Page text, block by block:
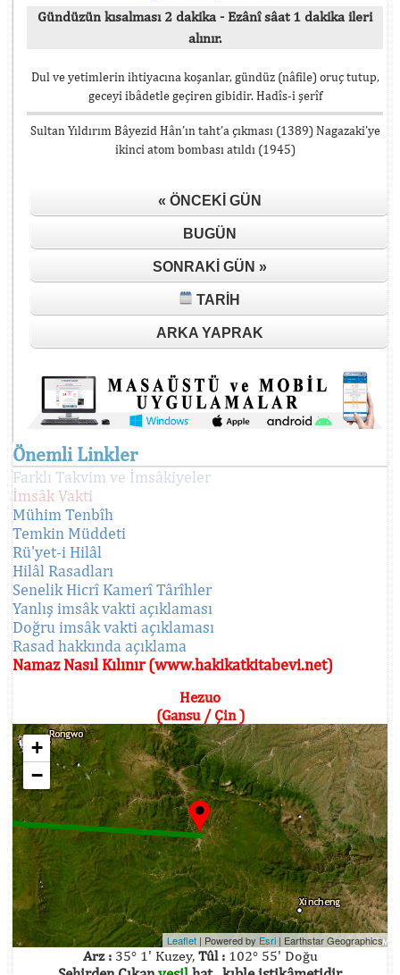
Gündüzün kısalması 2 dakika - Ezânî sâat 1 dakika ileri
alınır.
Dul ve yetimlerin ihtiyacına koşanlar, gündüz (nâfile) oruç tutup,
geceyi ibâdetle geçiren gibidir. Hadîs-i şerîf
Sultan Yıldırım Bâyezid Hân’ın taht’a çıkması (1389) Nagazaki’ye
ikinci atom bombası atıldı (1945)
« ÖNCEKI GÜN
BUGÜN
SONRAKI GÜN »
TARIH
ARKA YAPRAK
Önemli Linkler
Farklı Takvim ve İmsâkiyeler
İmsâk Vakti
Mühim Tenbîh
Temkin Müddeti
Rü'yet-i Hilâl
Hilâl Rasadları
Senelik Hicrî Kamerî Târîhler
Yanlış imsâk vakti açıklaması
Doğru imsâk vakti açıklaması
Rasad hakkında açıklama
Namaz Nasıl Kılınır (www.hakikatkitabevi.net)
Hezuo
(Gansu / Çin )
+
−
Leaflet | Powered by Esri | Earthstar Geographics
Arz :35° 1' Kuzey, Tûl :102° 55' Doğu